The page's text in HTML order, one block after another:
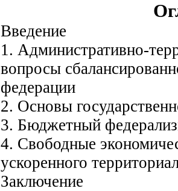
Введение
1. Административно-
вопросы
федерации
2. Основы
3. Бюджетный
4. Свободные
ускоренного
Заключение